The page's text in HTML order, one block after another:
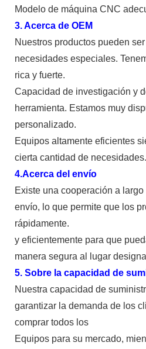
Modelo de máquina CNC
3. Acerca de OEM
Nuestros productos pueden
necesidades especiales.
rica y fuerte.
Capacidad de investigación y
herramienta. Estamos muy
personalizado.
Equipos altamente eficientes
cierta cantidad de necesidades.
4.Acerca del envío
Existe una cooperación a
envío, lo que permite que los
rápidamente.
y eficientemente para que
manera segura al lugar
5. Sobre la capacidad de
Nuestra capacidad de
garantizar la demanda de los
comprar todos los
Equipos para su mercado,